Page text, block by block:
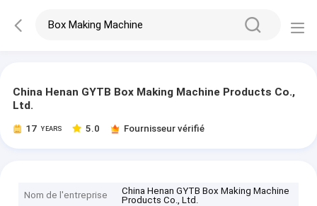
China Henan GYTB Box Making Machine Products Co.,
Ltd.
17 YEARS 5.0 Fournisseur vérifié
Nom de l'entreprise
China Henan GYTB Box Making Machine
Products Co., Ltd.